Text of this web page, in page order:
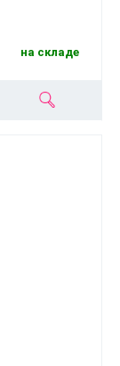
на складе